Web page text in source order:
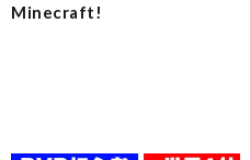
Minecraft!